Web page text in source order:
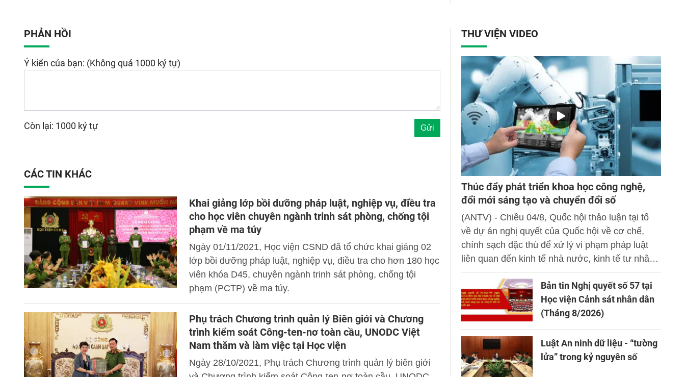
PHẢN HỒI
Ý kiến của bạn: (Không quá 1000 ký tự)
Còn lại: 1000 ký tự
CÁC TIN KHÁC
Khai giảng lớp bồi dưỡng pháp luật, nghiệp vụ, điều tra
cho học viên chuyên ngành trinh sát phòng, chống tội
phạm về ma túy
Ngày 01/11/2021, Học viện CSND đã tổ chức khai giảng 02
lớp bồi dưỡng pháp luật, nghiệp vụ, điều tra cho hơn 180 học
viên khóa D45, chuyên ngành trinh sát phòng, chống tội
phạm (PCTP) về ma túy.
Phụ trách Chương trình quản lý Biên giới và Chương
trình kiểm soát Công-ten-nơ toàn cầu, UNODC Việt
Nam thăm và làm việc tại Học viện
Ngày 28/10/2021, Phụ trách Chương trình quản lý biên giới
THƯ VIỆN VIDEO
Thúc đẩy phát triển khoa học công nghệ,
đổi mới sáng tạo và chuyển đổi số
(ANTV) - Chiều 04/8, Quốc hội thảo luận tại tổ
về dự án nghị quyết của Quốc hội về cơ chế,
chính sạch đặc thù để xử lý vi phạm pháp luật
liên quan đến kinh tế nhà nước, kinh tế tư nhân
và ứng dụng khoa học công nghệ, đổi mới sáng
tạo và chuyển đổi số.Bản tin Nghị quyết số 57 tại
Học viện Cảnh sát nhân dân
(Tháng 8/2026)
Luật An ninh dữ liệu - “tường
lửa” trong kỷ nguyên số